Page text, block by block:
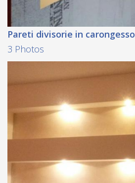
Pareti divisorie in carongesso
3 Photos